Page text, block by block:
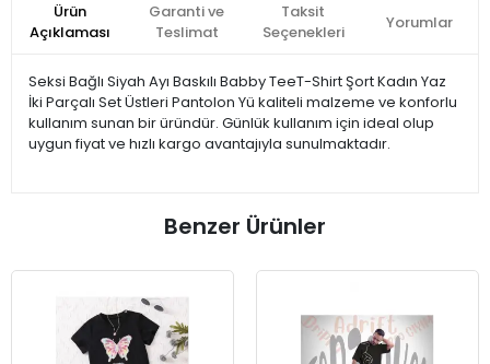
Ürün
Açıklaması
Garanti ve
Teslimat
Taksit
Seçenekleri
Yorumlar
Seksi Bağlı Siyah Ayı Baskılı Babby TeeT-Shirt Şort Kadın Yaz
İki Parçalı Set Üstleri Pantolon Yü kaliteli malzeme ve konforlu
kullanım sunan bir üründür. Günlük kullanım için ideal olup
uygun fiyat ve hızlı kargo avantajıyla sunulmaktadır.
Benzer Ürünler